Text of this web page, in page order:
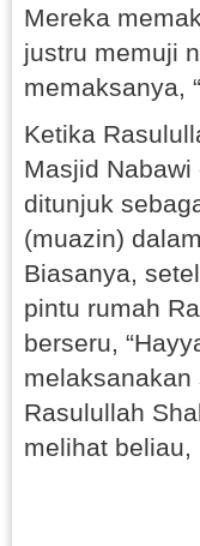
Mereka
justru memuji
memaksanya,
Ketika
Masjid
ditunjuk
(muazin)
Biasanya,
pintu rumah
berseru,
Rasulullah
melihat